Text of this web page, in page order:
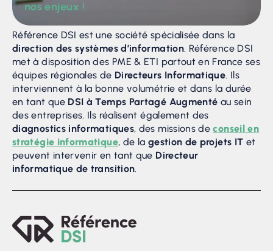
nos enjeux !
Référence DSI est une société spécialisée dans la
direction des systèmes d’information. Référence DSI
met à disposition des PME & ETI partout en France ses
équipes régionales de Directeurs Informatique. Ils
interviennent à la bonne volumétrie et dans la durée
en tant que DSI à Temps Partagé Augmenté au sein
des entreprises. Ils réalisent également des
diagnostics informatiques, des missions deconseil en
stratégie informatique, de la gestion de projets IT et
peuvent intervenir en tant que Directeur
informatique de transition.